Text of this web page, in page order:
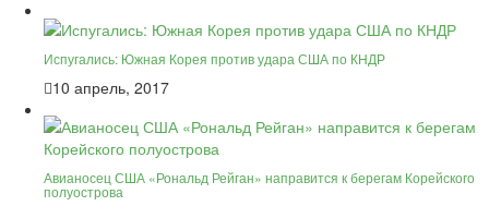
Испугались: Южная Корея против удара США по КНДР
10 апрель, 2017
Авианосец США «Рональд Рейган» направится к берегам Корейского
полуострова